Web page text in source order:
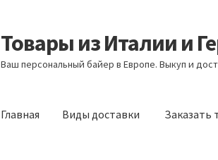
Перейти
к
навигации
Перейти
к
содержимому
Товары из Италии и
Ваш персональный байер в Европе. Выкуп и
Главная Виды доставки Заказать